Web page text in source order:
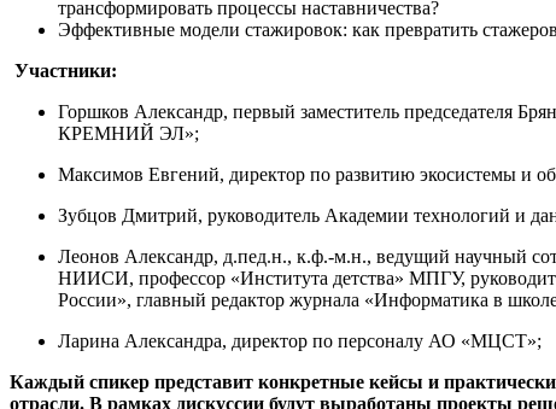
трансформировать процессы наставничества?
Эффективные модели стажировок: как превратить
Участники:
Горшков Александр, первый заместитель председателя
КРЕМНИЙ ЭЛ»;
Максимов Евгений, директор по развитию экосистемы и
Зубцов Дмитрий, руководитель Академии технологий и
Леонов Александр, д.пед.н., к.ф.-м.н., ведущий научный
НИИСИ, профессор «Института детства» МПГУ,
России», главный редактор журнала «Информатика в
Ларина Александра, директор по персоналу АО «МЦСТ»;
Каждый спикер представит конкретные кейсы и
отрасли. В рамках дискуссии будут выработаны проекты